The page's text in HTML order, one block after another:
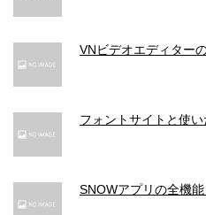
VNビデオエディター
フォントサイトと使
SNOWアプリの全機